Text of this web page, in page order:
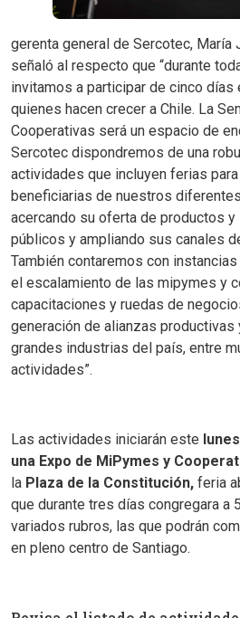
gerenta general de Sercotec, María
señaló al respecto que “durante
invitamos a participar de cinco
quienes hacen crecer a Chile. La
Cooperativas será un espacio de
Sercotec dispondremos de una
actividades que incluyen ferias
beneficiarias de nuestros
acercando su oferta de productos
públicos y ampliando sus canales
También contaremos con
el escalamiento de las mipymes y
capacitaciones y ruedas de
generación de alianzas
grandes industrias del país, entre
actividades”.
Las actividades iniciarán este
una Expo de MiPymes y
la Plaza de la Constitución, feria
que durante tres días congregara a
variados rubros, las que podrán
en pleno centro de Santiago.